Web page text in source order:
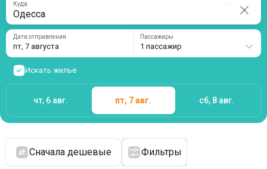
Куда
Дата отправления
пт, 7 августа
Пассажиры
1 пассажир
Искать жилье
чт, 6 авг. пт, 7 авг. сб, 8 авг.
Сначала дешевые Фильтры